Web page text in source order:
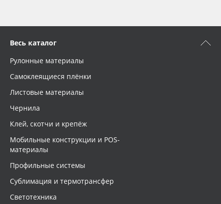
Весь каталог
Рулонные материалы
Самоклеящиеся плёнки
Листовые материалы
Чернила
Клей, скотчи и крепёж
Мобильные конструкции и POS-
материалы
Профильные системы
Сублимация и термотрансфер
Светотехника